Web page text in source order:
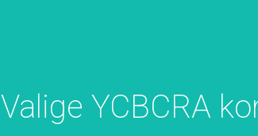
Valige YCBCRA